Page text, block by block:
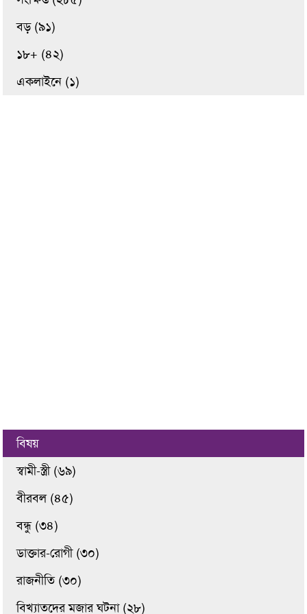
বড় (৯১)
১৮+ (৪২)
একলাইনে (১)
বিষয়
স্বামী-স্ত্রী (৬৯)
বীরবল (৪৫)
বন্ধু (৩৪)
ডাক্তার-রোগী (৩০)
রাজনীতি (৩০)
বিখ্যাতদের মজার ঘটনা (২৮)